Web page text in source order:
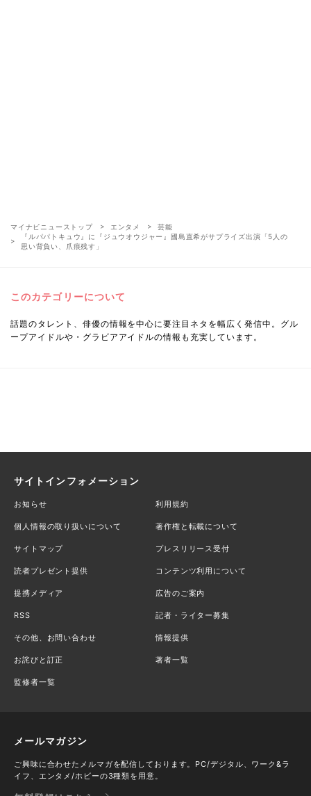
マイナビニューストップ エンタメ
芸能
『ルパパトキュウ』に『ジュウオウジャー』國島直希がサプライズ出演「5人の
思い背負い、爪痕残す」
このカテゴリーについて
話題のタレント、俳優の情報を中心に要注目ネタを幅広く発信中。グル
ープアイドルや・グラビアアイドルの情報も充実しています。
サイトインフォメーション
お知らせ 利用規約
個人情報の取り扱いについて 著作権と転載について
サイトマップ プレスリリース受付
読者プレゼント提供 コンテンツ利用について
提携メディア 広告のご案内
RSS 記者・ライター募集
その他、お問い合わせ 情報提供
お詫びと訂正 著者一覧
監修者一覧
メールマガジン
ご興味に合わせたメルマガを配信しております。PC/デジタル、ワーク&ラ
イフ、エンタメ/ホビーの3種類を用意。